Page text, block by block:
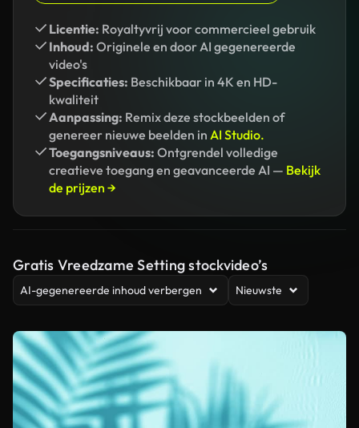
Licentie: Royaltyvrij voor commercieel gebruik
Inhoud: Originele en door AI gegenereerde
video's
Specificaties: Beschikbaar in 4K en HD-
kwaliteit
Aanpassing: Remix deze stockbeelden of
genereer nieuwe beelden in AI Studio.
Toegangsniveaus: Ontgrendel volledige
creatieve toegang en geavanceerde AI — Bekijk
de prijzen →
Gratis Vreedzame Setting stockvideo’s
AI-gegenereerde inhoud verbergen Nieuwste